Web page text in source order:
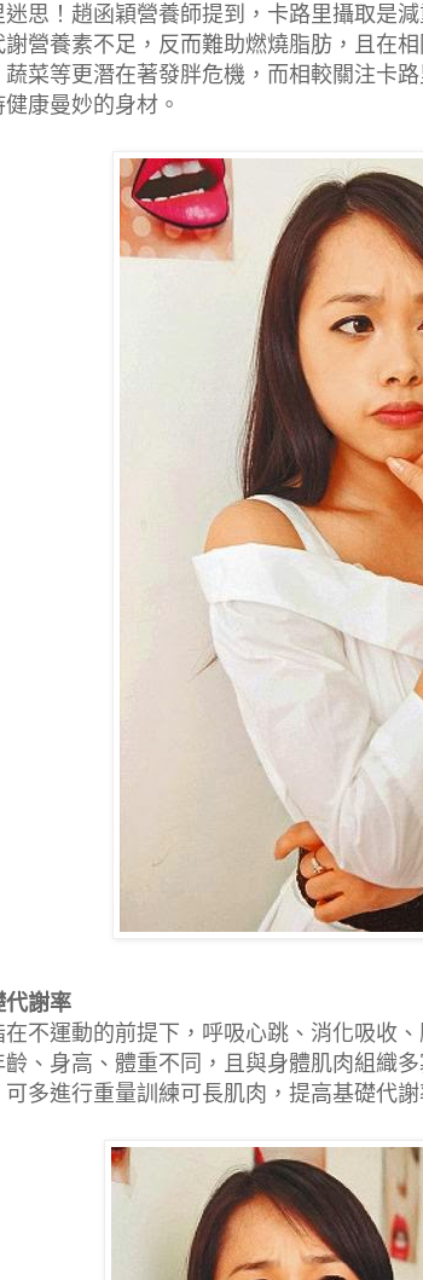
思！趙函穎營養師提到，卡路里攝取是
營養素不足，反而難助燃燒脂肪，且在
菜等更潛在著發胖危機，而相較關注卡
康曼妙的身材。
代謝率
不運動的前提下，呼吸心跳、消化吸收
、身高、體重不同，且與身體肌肉組織
多進行重量訓練可長肌肉，提高基礎代